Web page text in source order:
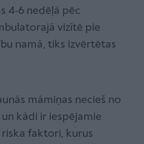
4-6 nedēļā pēc
vizītē pie
namā, tiks izvērtētas
māmiņas necieš no
kādi ir iespējamie
faktori, kurus